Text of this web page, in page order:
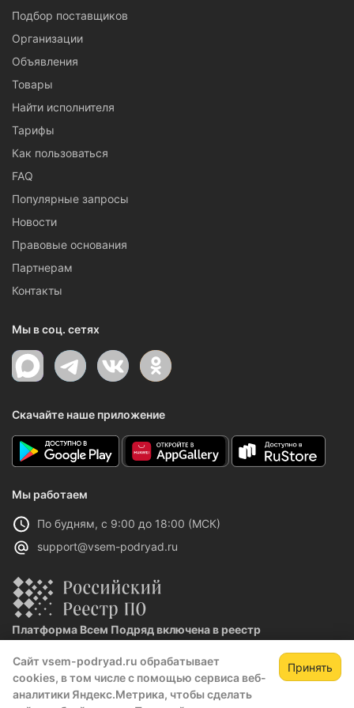
Сайт vsem-podryad.ru обрабатывает
cookies, в том числе с помощью сервиса веб-
аналитики Яндекс.Метрика, чтобы сделать
Принять
Подбор поставщиков
Организации
Объявления
Товары
Найти исполнителя
Тарифы
Как пользоваться
FAQ
Популярные запросы
Новости
Правовые основания
Партнерам
Контакты
Мы в соц. сетях
Скачайте наше приложение
Мы работаем
По будням, с 9:00 до 18:00 (МСК)
support@vsem-podryad.ru
Платформа Всем Подряд включена в реестр
Реестровая запись №32021 от 06.02.2026